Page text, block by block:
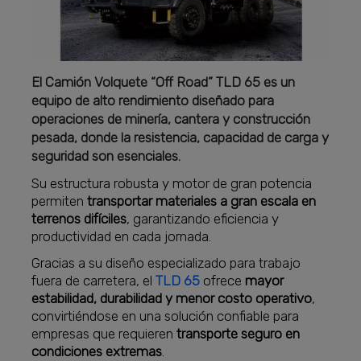
El Camión Volquete “Off Road” TLD 65 es un
equipo de alto rendimiento diseñado para
operaciones de minería, cantera y construcción
pesada, donde la resistencia, capacidad de carga y
seguridad son esenciales.
Su estructura robusta y motor de gran potencia
permitentransportar materiales a gran escala en
terrenos difíciles, garantizando eficiencia y
productividad en cada jornada.
Gracias a su diseño especializado para trabajo
fuera de carretera, elTLD 65 ofrece mayor
estabilidad, durabilidad y menor costo operativo,
convirtiéndose en una solución confiable para
empresas que requierentransporte seguro en
condiciones extremas.